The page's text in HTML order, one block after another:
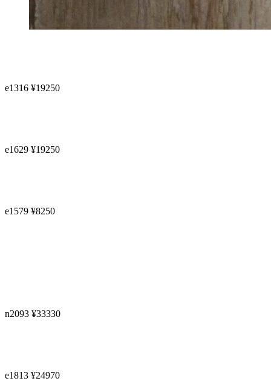
e1316 ¥19250
e1629 ¥19250
e1579 ¥8250
n2093 ¥33330
e1813 ¥24970